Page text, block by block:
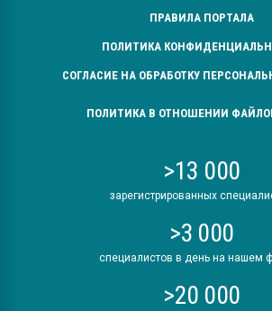
ПРАВИЛА ПОРТАЛА
ПОЛИТИКА
СОГЛАСИЕ НА ОБРАБОТКУ
ПОЛИТИКА В ОТНОШЕНИИ ФАЙЛОВ
>13 000
зарегистрированных
>3 000
специалистов в день на нашем
>20 000